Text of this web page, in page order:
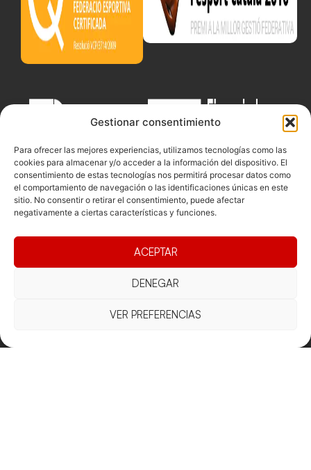
Gestionar consentimiento
Para ofrecer las mejores experiencias, utilizamos tecnologías como las
cookies para almacenar y/o acceder a la información del dispositivo. El
consentimiento de estas tecnologías nos permitirá procesar datos como
el comportamiento de navegación o las identificaciones únicas en este
sitio. No consentir o retirar el consentimiento, puede afectar
negativamente a ciertas características y funciones.
ACEPTAR
DENEGAR
VER PREFERENCIAS
Competicions
Pista
Documentacio
Transparència
Contacte